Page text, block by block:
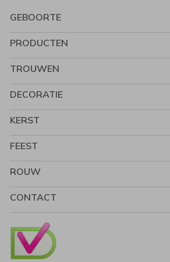
GEBOORTE
PRODUCTEN
TROUWEN
DECORATIE
KERST
FEEST
ROUW
CONTACT